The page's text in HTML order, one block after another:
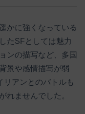
かに強くなっている
たSFとしては魅力
ンの描写など、多国
景や感情描写が弱
リアンとのバトルも
れませんでした。